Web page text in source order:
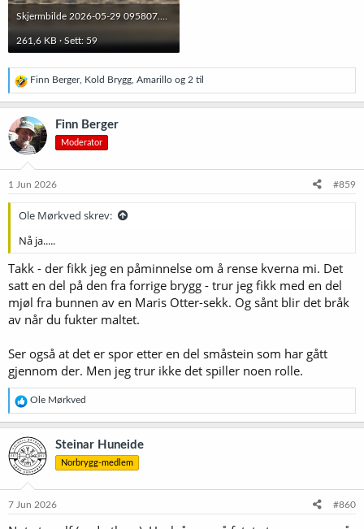
261,6 KB · Sett: 59
R
e
a
k
s
j
o
e
Finn Berger, Kold Brygg Amarillo og 2 til
Finn Berger
Moderator
1 Jun 2026 #859
Ole Mørkved skrev:
Nå ja.....
Takk - der fikk jeg en påminnelse om å rense kverna mi. Det
satt en del på den fra forrige brygg - trur jeg fikk med en del
mjøl fra bunnen av en Maris Otter-sekk. Og sånt blir det bråk
av når du fukter maltet.
Ser også at det er spor etter en del småstein som har gått
gjennom der. Men jeg trur ikke det spiller noen rolle.
R
e
a
k
s
j
o
e
Ole Mørkved
Steinar Huneide
Norbrygg-medlem
7 Jun 2026 #860